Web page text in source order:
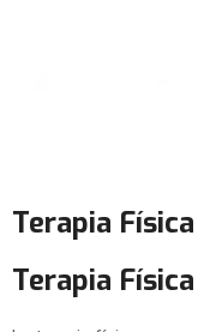
Terapia Física
Terapia Física